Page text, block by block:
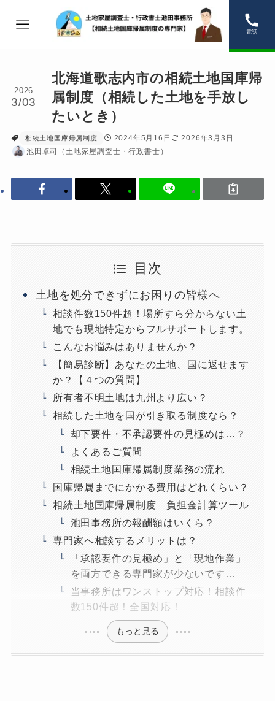
電話
北海道歌志内市の相続土地国庫帰
属制度（相続した土地を手放し
たいとき）
2026
3/03
相続土地国庫帰属制度 2024年5月16日
2026年3月3日
池田卓司（土地家屋調査士・行政書士）
目次
土地を処分できずにお困りの皆様へ
相談件数150件超！場所すら分からない土
地でも現地特定からフルサポートします。
こんなお悩みはありませんか？
【簡易診断】あなたの土地、国に返せます
か？【４つの質問】
所有者不明土地は九州より広い？
相続した土地を国が引き取る制度なら？
却下要件・不承認要件の見極めは…？
よくあるご質問
相続土地国庫帰属制度業務の流れ
国庫帰属までにかかる費用はどれくらい？
相続土地国庫帰属制度 負担金計算ツール
池田事務所の報酬額はいくら？
専門家へ相談するメリットは？
「承認要件の見極め」と「現地作業」
を両方できる専門家が少ないです…
当事務所はワンストップ対応！相談件
数150件超！全国対応！
もっと見る